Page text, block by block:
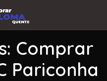
Comprar
Pariconha